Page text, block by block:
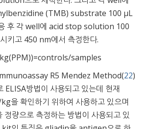
(TMB) substrate 100 μL
후 각 well에 acid stop solution 100
키고 450 nm에서 측정한다.
samples
R5 Mendez Method(22)
ELISA방법이 사용되고 있는데 현재
을 확인하기 위하여 사용하고 있으며
량으로 측정하는 방법이 사용되고 있